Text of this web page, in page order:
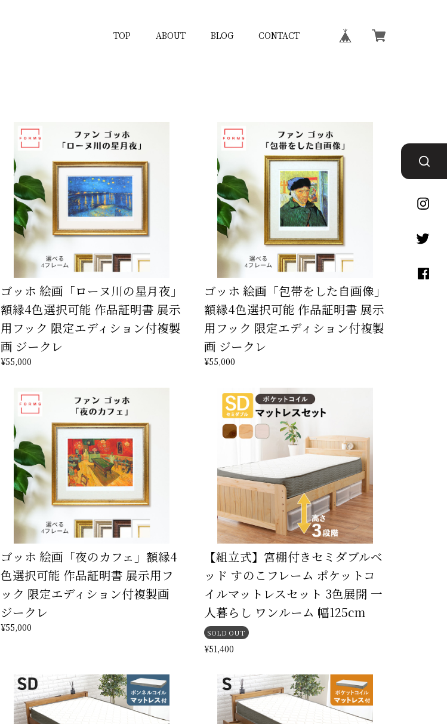
TOP ABOUT BLOG CONTACT
ゴッホ 絵画「ローヌ川の星月夜」
額縁4色選択可能 作品証明書 展示
用フック 限定エディション付複製
画 ジークレ
¥55,000
ゴッホ 絵画「包帯をした自画像」
額縁4色選択可能 作品証明書 展示
用フック 限定エディション付複製
画 ジークレ
¥55,000
ゴッホ 絵画「夜のカフェ」額縁4
色選択可能 作品証明書 展示用フ
ック 限定エディション付複製画
ジークレ
¥55,000
【組立式】宮棚付きセミダブルベ
ッド すのこフレーム ポケットコ
イルマットレスセット 3色展開 一
人暮らし ワンルーム 幅125cm
SOLD OUT
¥51,400